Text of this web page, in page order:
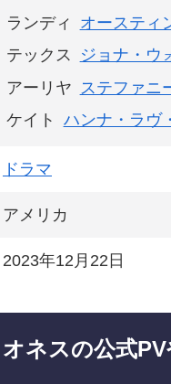
ランディ
オースティ
テックス
ジョナ・ウ
アーリヤ
ステファニ
ケイト
ハンナ・ラヴ
ドラマ
アメリカ
2023年12月22日
ネスの公式